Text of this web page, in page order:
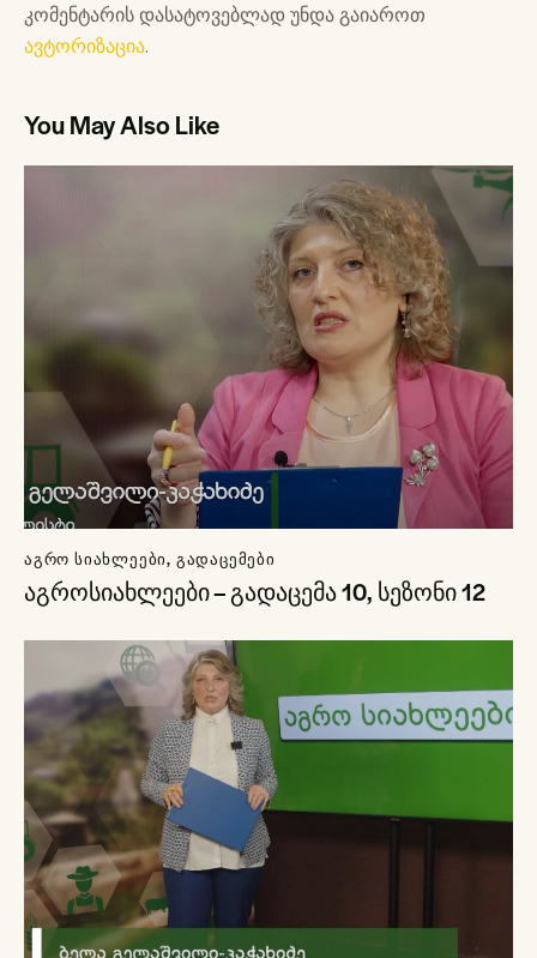
კომენტარის დასატოვებლად უნდა გაიაროთ
ავტორიზაცია.
You May Also Like
ᲐᲒᲠᲝ ᲡᲘᲐᲮᲚᲔᲔᲑᲘ, ᲒᲐᲓᲐᲪᲔᲛᲔᲑᲘ
აგროსიახლეები – გადაცემა 10, სეზონი 12